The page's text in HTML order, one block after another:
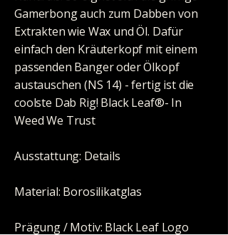
Gamerbong auch zum Dabben von
Extrakten wie Wax und Öl. Dafür
einfach den Kräuterkopf mit einem
passenden Banger oder Ölkopf
austauschen (NS 14) - fertig ist die
coolste Dab Rig! Black Leaf®- In
Weed We Trust
Ausstattung: Details
Material: Borosilikatglas
Prägung / Motiv: Black Leaf Logo